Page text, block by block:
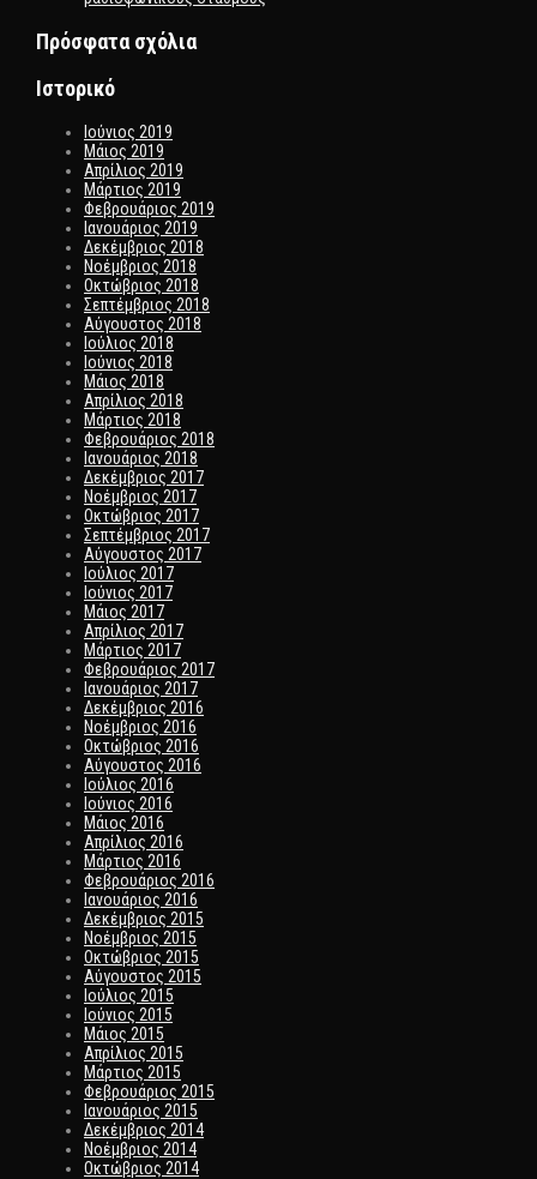
Πρόσφατα σχόλια
Ιστορικό
Ιούνιος 2019
Μάιος 2019
Απρίλιος 2019
Μάρτιος 2019
Φεβρουάριος 2019
Ιανουάριος 2019
Δεκέμβριος 2018
Νοέμβριος 2018
Οκτώβριος 2018
Σεπτέμβριος 2018
Αύγουστος 2018
Ιούλιος 2018
Ιούνιος 2018
Μάιος 2018
Απρίλιος 2018
Μάρτιος 2018
Φεβρουάριος 2018
Ιανουάριος 2018
Δεκέμβριος 2017
Νοέμβριος 2017
Οκτώβριος 2017
Σεπτέμβριος 2017
Αύγουστος 2017
Ιούλιος 2017
Ιούνιος 2017
Μάιος 2017
Απρίλιος 2017
Μάρτιος 2017
Φεβρουάριος 2017
Ιανουάριος 2017
Δεκέμβριος 2016
Νοέμβριος 2016
Οκτώβριος 2016
Αύγουστος 2016
Ιούλιος 2016
Ιούνιος 2016
Μάιος 2016
Απρίλιος 2016
Μάρτιος 2016
Φεβρουάριος 2016
Ιανουάριος 2016
Δεκέμβριος 2015
Νοέμβριος 2015
Οκτώβριος 2015
Αύγουστος 2015
Ιούλιος 2015
Ιούνιος 2015
Μάιος 2015
Απρίλιος 2015
Μάρτιος 2015
Φεβρουάριος 2015
Ιανουάριος 2015
Δεκέμβριος 2014
Νοέμβριος 2014
Οκτώβριος 2014